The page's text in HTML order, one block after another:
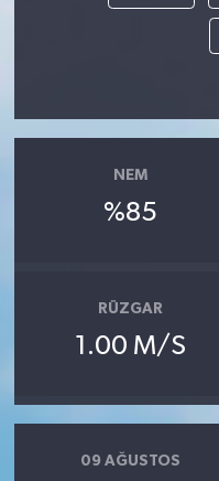
NEM
%85
RÜZGAR
1.00 M/S
09 AĞUSTOS